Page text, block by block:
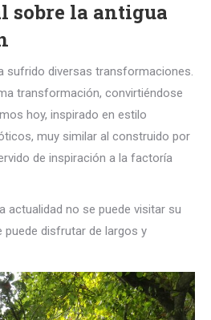
sobre la antigua
sufrido diversas transformaciones.
transformación, convirtiéndose
hoy, inspirado en estilo
muy similar al construido por
de inspiración a la factoría
actualidad no se puede visitar su
puede disfrutar de largos y